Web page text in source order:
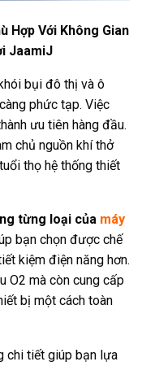
Hợp Với Không Gian
JaamiJ
bụi đô thị và ô
phức tạp. Việc
ưu tiên hàng đầu.
chủ nguồn khí thở
thọ hệ thống thiết
từng loại của máy
bạn chọn được chế
kiệm điện năng hơn.
O2 mà còn cung cấp
bị một cách toàn
chi tiết giúp bạn lựa